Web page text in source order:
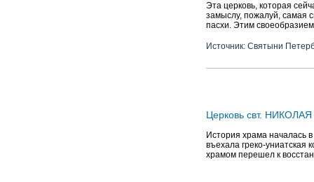
Эта церковь, которая
замыслу, пожалуй, самая
пасхи. Этим
Источник: Святыни
Церковь свт.
История храма началась
въехала греко-униатская
храмом перешел к